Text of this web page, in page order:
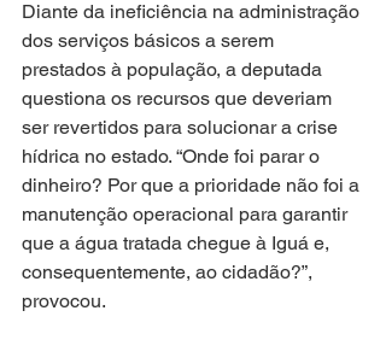
Diante da ineficiência na administração
dos serviços básicos a serem
prestados à população, a deputada
questiona os recursos que deveriam
ser revertidos para solucionar a crise
hídrica no estado. “Onde foi parar o
dinheiro? Por que a prioridade não foi a
manutenção operacional para garantir
que a água tratada chegue à Iguá e,
consequentemente, ao cidadão?”,
provocou.